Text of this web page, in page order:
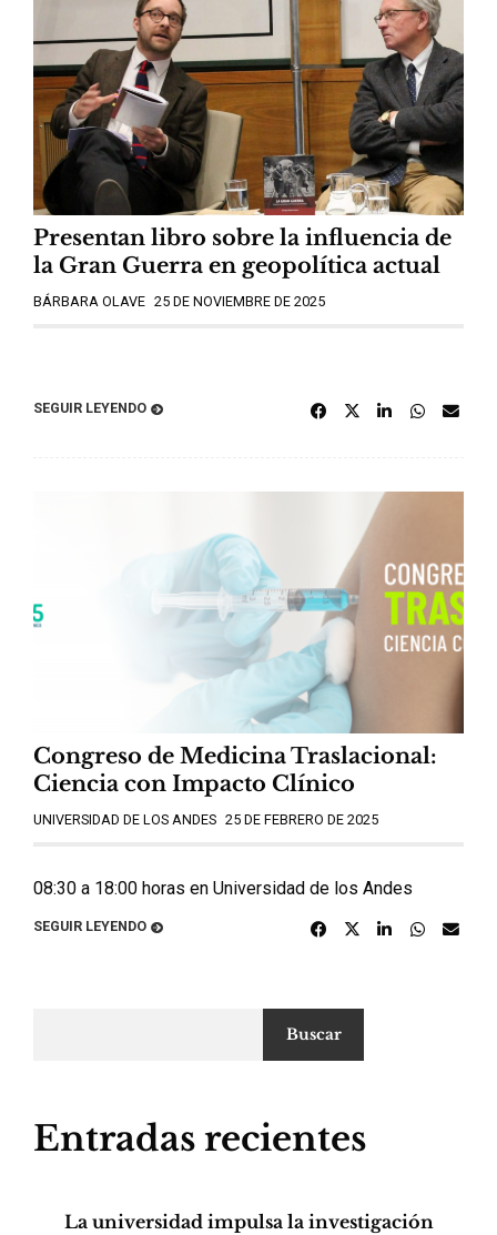
Presentan libro sobre la influencia de
la Gran Guerra en geopolítica actual
BÁRBARA OLAVE 25 DE NOVIEMBRE DE 2025
SEGUIR LEYENDO
Congreso de Medicina Traslacional:
Ciencia con Impacto Clínico
UNIVERSIDAD DE LOS ANDES 25 DE FEBRERO DE 2025
08:30 a 18:00 horas en Universidad de los Andes
SEGUIR LEYENDO
Buscar
Entradas recientes
La universidad impulsa la investigación